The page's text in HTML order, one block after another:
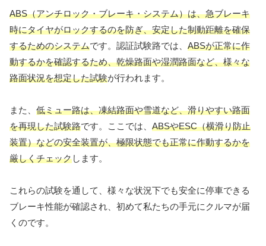
ABS（アンチロック・ブレーキ・システム）は、急ブレーキ
時にタイヤがロックするのを防ぎ、安定した制動距離を確保
するためのシステムです。認証試験路では、 ABSが正常に作
動するかを確認するため、乾燥路面や湿潤路面など、様々な
路面状況を想定した試験が行われます。
また、 低ミュー路は、凍結路面や雪道など、滑りやすい路面
を再現した試験路です。ここでは、 ABSやESC（横滑り防止
装置）などの安全装置が、極限状態でも正常に作動するかを
厳しくチェックします。
これらの試験を通して、様々な状況下でも安全に停車できる
ブレーキ性能が確認され、初めて私たちの手元にクルマが届
くのです。